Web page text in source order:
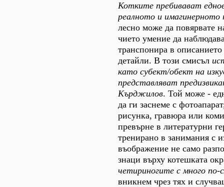
Котките пребивават
реалното и имагинерното
лесно може да повярвате
чието умение да
транспонира в
детайли. В този смисъл
като субект/обект на
представляват
Кърджилов. Той може -
да ги заснеме с
рисунка, гравюра или
превърне в литературни
тренирано в занимания с
въображение не само
знаци върху котешката
четириногите с много по-
вникнем чрез тях и